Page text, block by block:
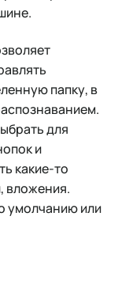
папку, в
для
и
какие-то
вложения.
умолчанию или